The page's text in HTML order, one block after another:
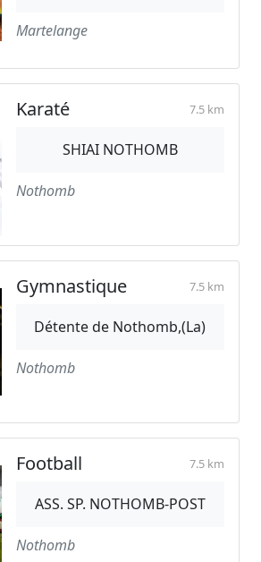
Martelange
Karaté 7.5 km
SHIAI NOTHOMB
Nothomb
Gymnastique 7.5 km
Détente de Nothomb,(La)
Nothomb
Football 7.5 km
ASS. SP. NOTHOMB-POST
Nothomb